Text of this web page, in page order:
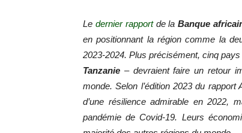
Le dernier rapportde laBanque
en positionnant la région comme la
2023-2024. Plus précisément, cinq
Tanzanie – devraient faire un retour
monde. Selon l’édition 2023 du
d’une résilience admirable en 2022,
pandémie de Covid-19. Leurs